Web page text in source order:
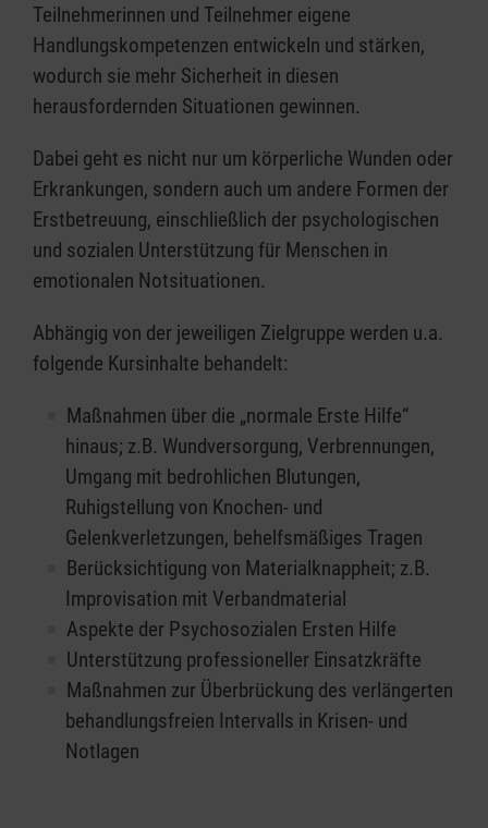
Teilnehmerinnen und Teilnehmer eigene
Handlungskompetenzen entwickeln und stärken,
wodurch sie mehr Sicherheit in diesen
herausfordernden Situationen gewinnen.
Dabei geht es nicht nur um körperliche Wunden oder
Erkrankungen, sondern auch um andere Formen der
Erstbetreuung, einschließlich der psychologischen
und sozialen Unterstützung für Menschen in
emotionalen Notsituationen.
Abhängig von der jeweiligen Zielgruppe werden u.a.
folgende Kursinhalte behandelt:
Maßnahmen über die „normale Erste Hilfe“
hinaus; z.B. Wundversorgung, Verbrennungen,
Umgang mit bedrohlichen Blutungen,
Ruhigstellung von Knochen- und
Gelenkverletzungen, behelfsmäßiges Tragen
Berücksichtigung von Materialknappheit; z.B.
Improvisation mit Verbandmaterial
Aspekte der Psychosozialen Ersten Hilfe
Unterstützung professioneller Einsatzkräfte
Maßnahmen zur Überbrückung des verlängerten
behandlungsfreien Intervalls in Krisen- und
Notlagen